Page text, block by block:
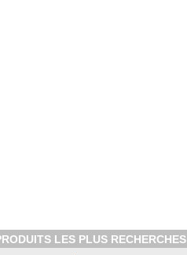
LES PLUS RECHERCHES